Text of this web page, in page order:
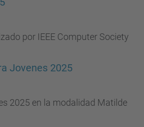
por IEEE Computer Society
Jovenes 2025
2025 en la modalidad Matilde